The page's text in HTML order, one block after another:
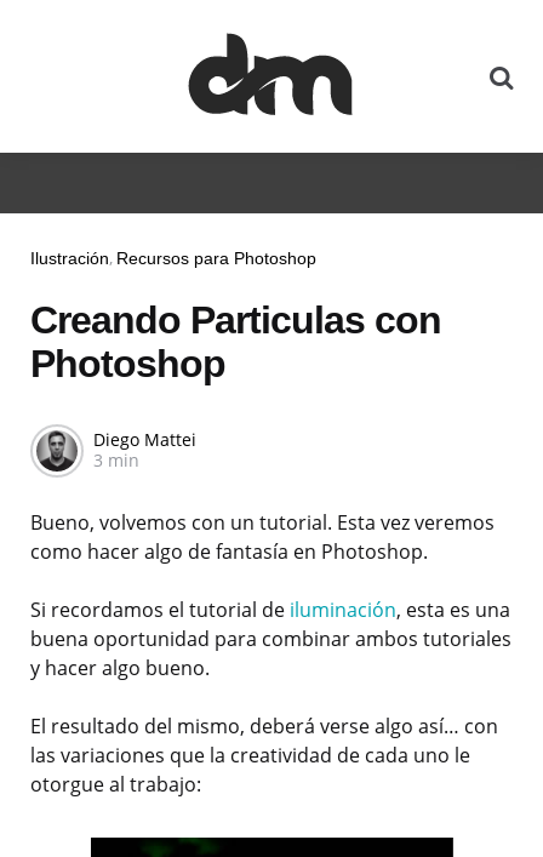
Ilustración Recursos para Photoshop
Creando Particulas con
Photoshop
Diego Mattei
3 min
Bueno, volvemos con un tutorial. Esta vez veremos
como hacer algo de fantasía en Photoshop.
Si recordamos el tutorial de iluminación, esta es una
buena oportunidad para combinar ambos tutoriales
y hacer algo bueno.
El resultado del mismo, deberá verse algo así… con
las variaciones que la creatividad de cada uno le
otorgue al trabajo: